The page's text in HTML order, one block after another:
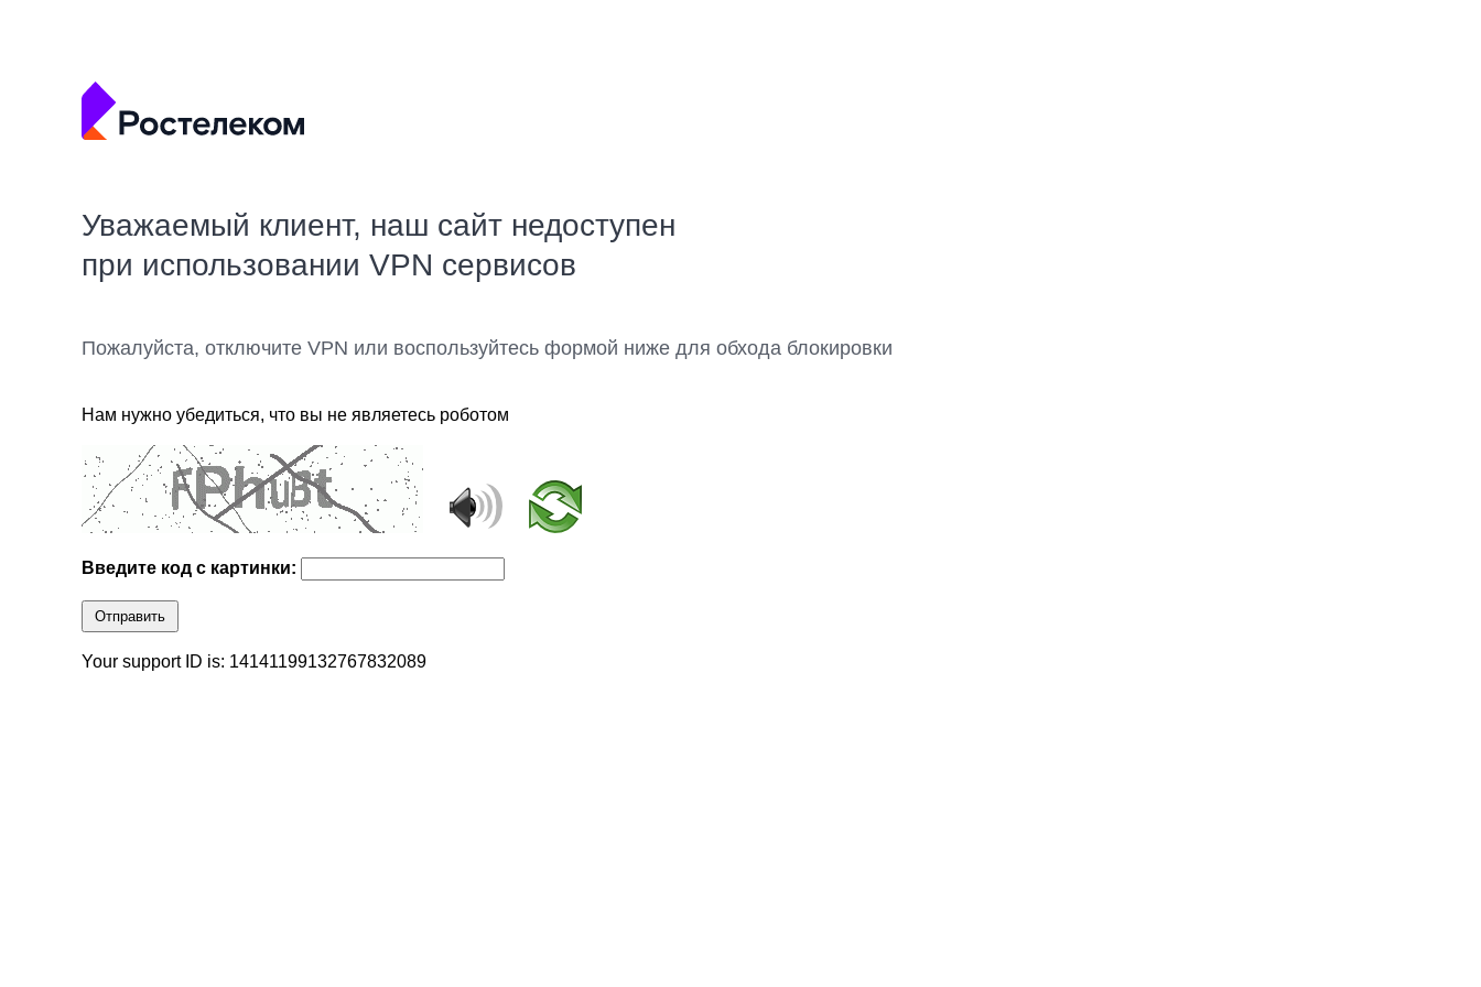
Уважаемый клиент, наш сайт недоступен
при использовании VPN сервисов
Пожалуйста, отключите VPN или воспользуйтесь формой ниже для обхода блокировки
Нам нужно убедиться, что вы не являетесь роботом
Введите код с картинки:
Отправить
Your support ID is: 14141199132767832089